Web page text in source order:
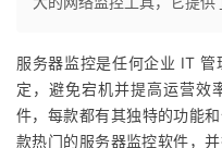
页
开
发
服务器监控是任何企业 IT
定，避免宕机并提高运营效
件，每款都有其独特的功能
款热门的服务器监控软件，